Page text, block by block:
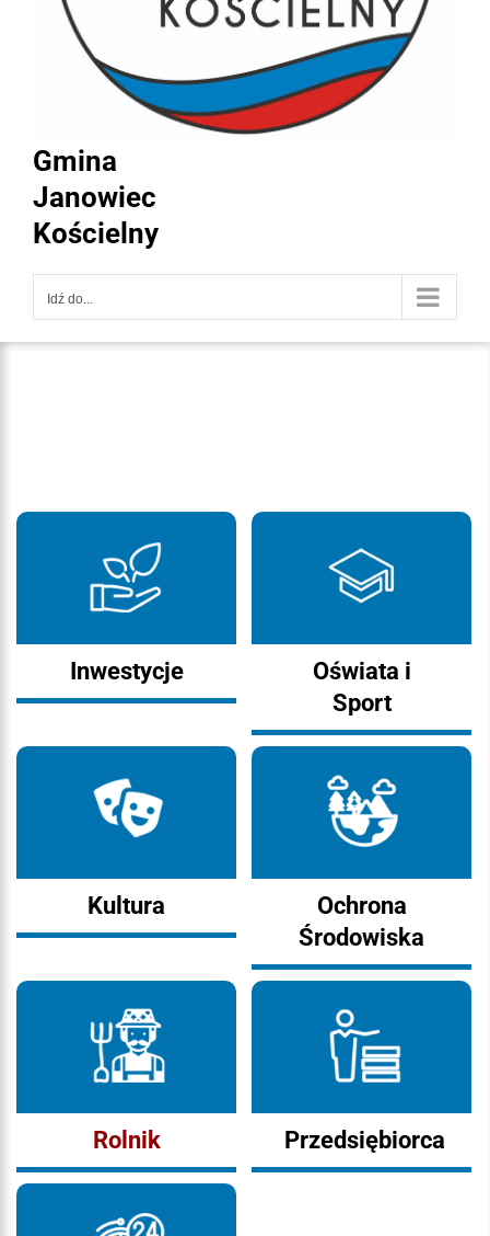
Gmina
Janowiec
Kościelny
Idź do...
Inwestycje
Oświata i
Sport
Kultura
Ochrona
Środowiska
Rolnik Przedsiębiorca